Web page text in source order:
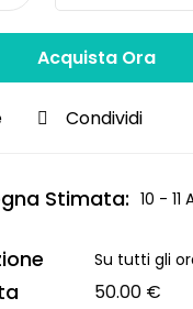
Acquista Ora
Condividi
Stimata: 10 - 11
Su tutti gli
50.00 €